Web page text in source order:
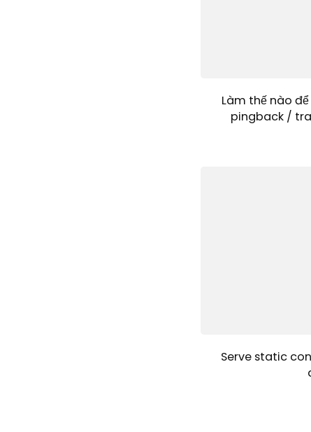
Làm thế nào
pingback /
Serve static